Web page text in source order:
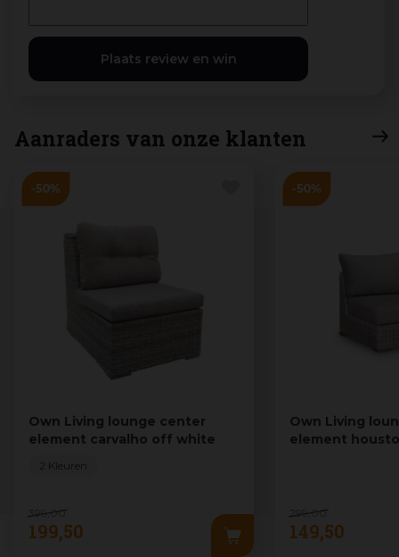
Aanraders van onze klanten
Own Living lounge center
element carvalho off white
399 ,00
199,50
2 Kleuren
Own Living
element
299 ,00
149,50